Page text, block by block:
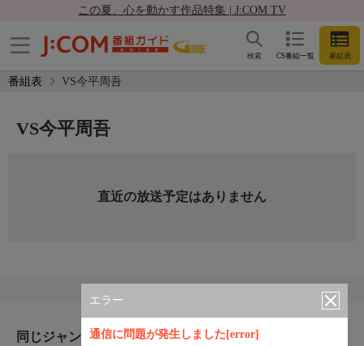
この夏、心を動かす作品特集 | J:COM TV
CS番組一覧 番組表
検索
番組表 VS今平周吾
エラー
通信に問題が発生しました[error]
VS今平周吾
直近の放送予定はありません
同じジャンルのおすすめ番組